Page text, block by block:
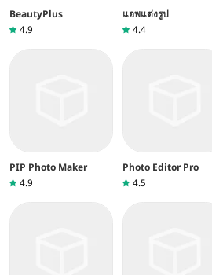
BeautyPlus
4.9
แอพแต่งรูป
4.4
PIP Photo Maker
4.9
Photo Editor Pro
4.5